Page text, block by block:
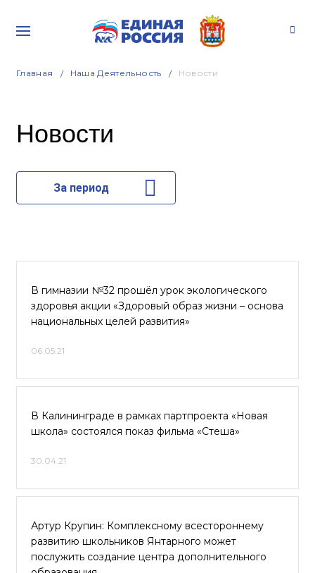
Главная Наша Деятельность Новости
Новости
За период
В гимназии №32 прошёл урок экологического
здоровья акции «Здоровый образ жизни – основа
национальных целей развития»
06.05.21
В Калининграде в рамках партпроекта «Новая
школа» состоялся показ фильма «Стеша»
30.04.21
Артур Крупин: Комплексному всестороннему
развитию школьников Янтарного может
послужить создание центра дополнительного